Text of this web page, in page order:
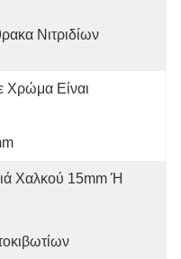
Νιτριδίων
Χρώμα Είναι
Χαλκού 15mm Ή